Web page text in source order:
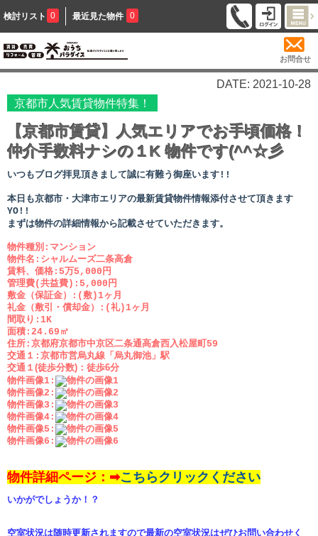
検討リスト 0 最近見た物件 0
お問合せ
DATE: 2021-10-28
京都市人気賃貸物件特集！
【京都市賃貸】人気エリアでお手頃価格！
仲介手数料ナシの１K 物件です(^^☆彡
いつもブログ拝見頂きまして誠に有難う御座います!!
本日も京都市・大津市エリアの最新賃貸物件情報添付させて頂きます
YO!!
まずは物件の詳細情報から記載させていただきます。
物件種別:マンション
物件名:シャルムーズ二条高倉
賃料、価格:5万5,000円
管理費(共益費):5,000円
敷金（保証金）:(敷)1ヶ月
礼金（敷引・償却金）:(礼)1ヶ月
間取り:1K
面積:24.69㎡
住所:京都府京都市中京区二条通高倉西入松屋町59
交通１:京都市営烏丸線「烏丸御池」駅
交通１(徒歩分数)： 徒歩6分
物件画像1:
物件画像2:
物件画像3:
物件画像4:
物件画像5:
物件画像6:
物件詳細ページ：➡こちらクリックください
いかがでしょうか！？
空室状況は随時更新されますので最新の空室状況はぜひお問い合わせく